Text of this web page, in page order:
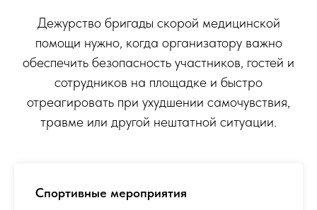
Дежурство бригады скорой медицинской
помощи нужно, когда организатору важно
обеспечить безопасность участников, гостей и
сотрудников на площадке и быстро
отреагировать при ухудшении самочувствия,
травме или другой нештатной ситуации.
Спортивные мероприятия